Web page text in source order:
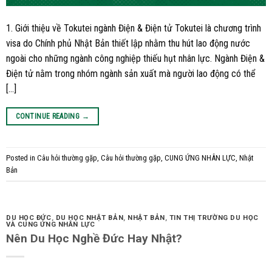
1. Giới thiệu về Tokutei ngành Điện & Điện tử Tokutei là chương trình
visa do Chính phủ Nhật Bản thiết lập nhằm thu hút lao động nước
ngoài cho những ngành công nghiệp thiếu hụt nhân lực. Ngành Điện &
Điện tử nằm trong nhóm ngành sản xuất mà người lao động có thể
[…]
CONTINUE READING →
Posted in Câu hỏi thường gặp Câu hỏi thường gặp CUNG ỨNG NHÂN LỰC Nhật
Bản
DU HỌC ĐỨC, DU HỌC NHẬT BẢN , NHẬT BẢN , TIN THỊ TRƯỜNG DU HỌC
VÀ CUNG ỨNG NHÂN LỰC
Nên Du Học Nghề Đức Hay Nhật?